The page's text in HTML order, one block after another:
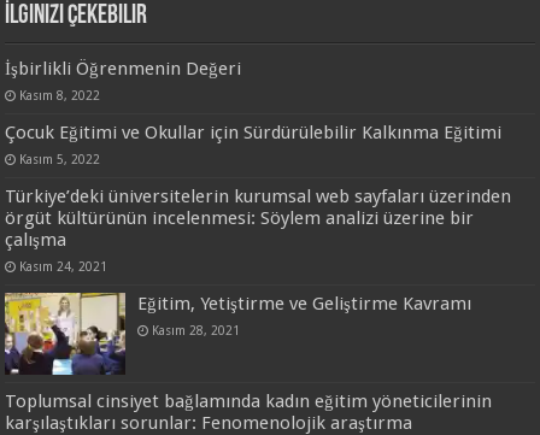
İlginizi Çekebilir
İşbirlikli Öğrenmenin Değeri
Kasım 8, 2022
Çocuk Eğitimi ve Okullar için Sürdürülebilir Kalkınma Eğitimi
Kasım 5, 2022
Türkiye’deki üniversitelerin kurumsal web sayfaları üzerinden
örgüt kültürünün incelenmesi: Söylem analizi üzerine bir
çalışma
Kasım 24, 2021
Eğitim, Yetiştirme ve Geliştirme Kavramı
Kasım 28, 2021
Toplumsal cinsiyet bağlamında kadın eğitim yöneticilerinin
karşılaştıkları sorunlar: Fenomenolojik araştırma